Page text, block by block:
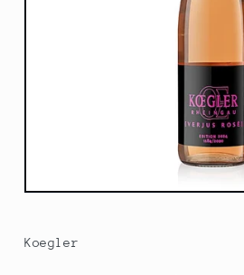
Medien
Modal
öffnen
Koegler